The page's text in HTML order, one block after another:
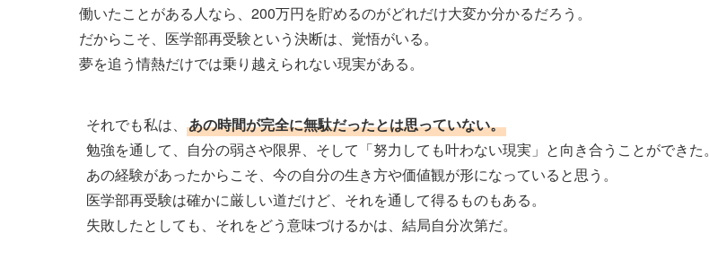
働いたことがある人なら、200万円を貯めるのがどれだけ大変か分かるだろう。
だからこそ、医学部再受験という決断は、覚悟がいる。
夢を追う情熱だけでは乗り越えられない現実がある。
それでも私は、 あの時間が完全に無駄だったとは思っていない。
勉強を通して、自分の弱さや限界、そして「努力しても叶わない現実」と向き合うことができた。
あの経験があったからこそ、今の自分の生き方や価値観が形になっていると思う。
医学部再受験は確かに厳しい道だけど、それを通して得るものもある。
失敗したとしても、それをどう意味づけるかは、結局自分次第だ。